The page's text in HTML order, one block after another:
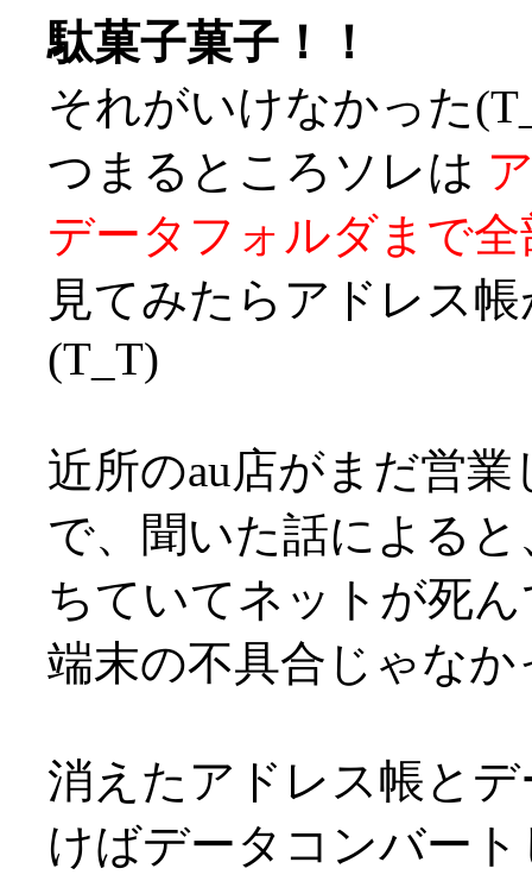
駄菓子菓子！！
それがいけなかった
つまるところソレは
データフォルダまで全
見てみたらアドレス
(T_T)
近所のau店がまだ営
で、聞いた話による
ちていてネットが死
端末の不具合じゃなか
消えたアドレス帳と
けばデータコンバー